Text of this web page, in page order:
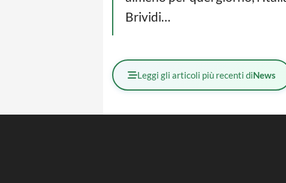
Brividi…
Leggi gli articoli più recenti diNews